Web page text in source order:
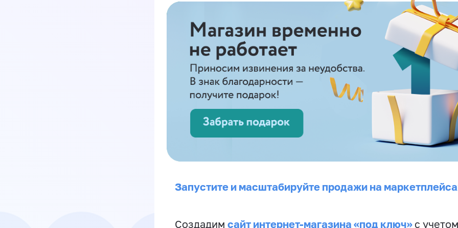
Запустите и масштабируйте продажи на
Создадим сайт интернет-магазина «под ключ» с учетом